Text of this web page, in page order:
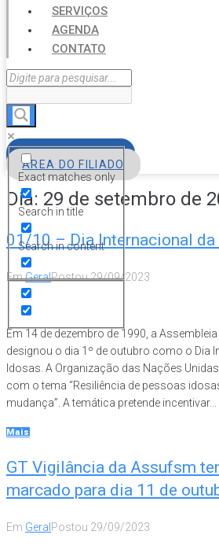
SERVIÇOS
AGENDA
CONTATO
Exact matches only
Search in title
Search in content
ÁREA DO FILIADO
Dia: 29 de setembro de
01/10 – Dia Internacional
EmGeralPostou29/09/2023
Em 14 de dezembro de 1990, a
designou o dia 1º de outubro como o Dia
Idosas. A Organização das Nações
com o tema “Resiliência de pessoas
mudança”. A temática pretende incentivar...
Mais
GT Vigilância da Assufsm
marcado para dia 11 de
Em Geral Postou 29/09/2023